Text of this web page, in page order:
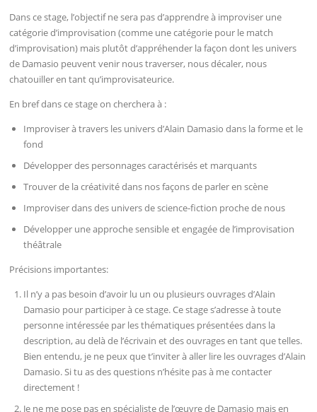
Dans ce stage, l’objectif ne sera pas d’apprendre à improviser une
catégorie d’improvisation (comme une catégorie pour le match
d’improvisation) mais plutôt d’appréhender la façon dont les univers
de Damasio peuvent venir nous traverser, nous décaler, nous
chatouiller en tant qu’improvisateurice.
En bref dans ce stage on cherchera à :
Improviser à travers les univers d’Alain Damasio dans la forme et le
fond
Développer des personnages caractérisés et marquants
Trouver de la créativité dans nos façons de parler en scène
Improviser dans des univers de science-fiction proche de nous
Développer une approche sensible et engagée de l’improvisation
théâtrale
Précisions importantes:
Il n’y a pas besoin d’avoir lu un ou plusieurs ouvrages d’Alain
Damasio pour participer à ce stage. Ce stage s’adresse à toute
personne intéressée par les thématiques présentées dans la
description, au delà de l’écrivain et des ouvrages en tant que telles.
Bien entendu, je ne peux que t’inviter à aller lire les ouvrages d’Alain
Damasio. Si tu as des questions n’hésite pas à me contacter
directement !
Je ne me pose pas en spécialiste de l’œuvre de Damasio mais en